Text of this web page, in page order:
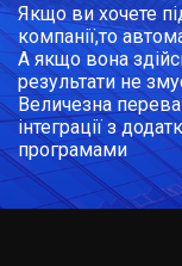
Якщо ви хочете
компанії,то
А якщо вона
результати не
Величезна
інтеграції з
програмами